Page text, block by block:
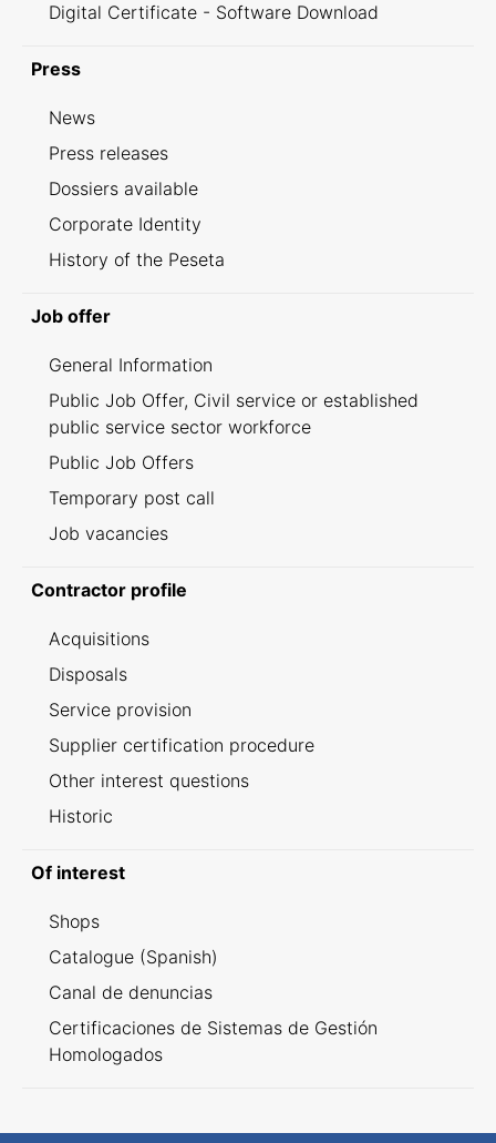
Digital Certificate - Software Download
Press
News
Press releases
Dossiers available
Corporate Identity
History of the Peseta
Job offer
General Information
Public Job Offer, Civil service or established
public service sector workforce
Public Job Offers
Temporary post call
Job vacancies
Contractor profile
Acquisitions
Disposals
Service provision
Supplier certification procedure
Other interest questions
Historic
Of interest
Shops
Catalogue (Spanish)
Canal de denuncias
Certificaciones de Sistemas de Gestión
Homologados